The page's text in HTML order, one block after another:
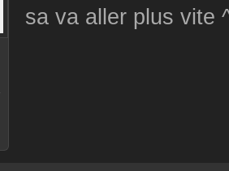
sa va aller plus vite